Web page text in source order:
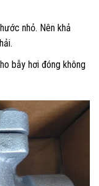
nhỏ. Nên khả
bẫy hơi đóng không